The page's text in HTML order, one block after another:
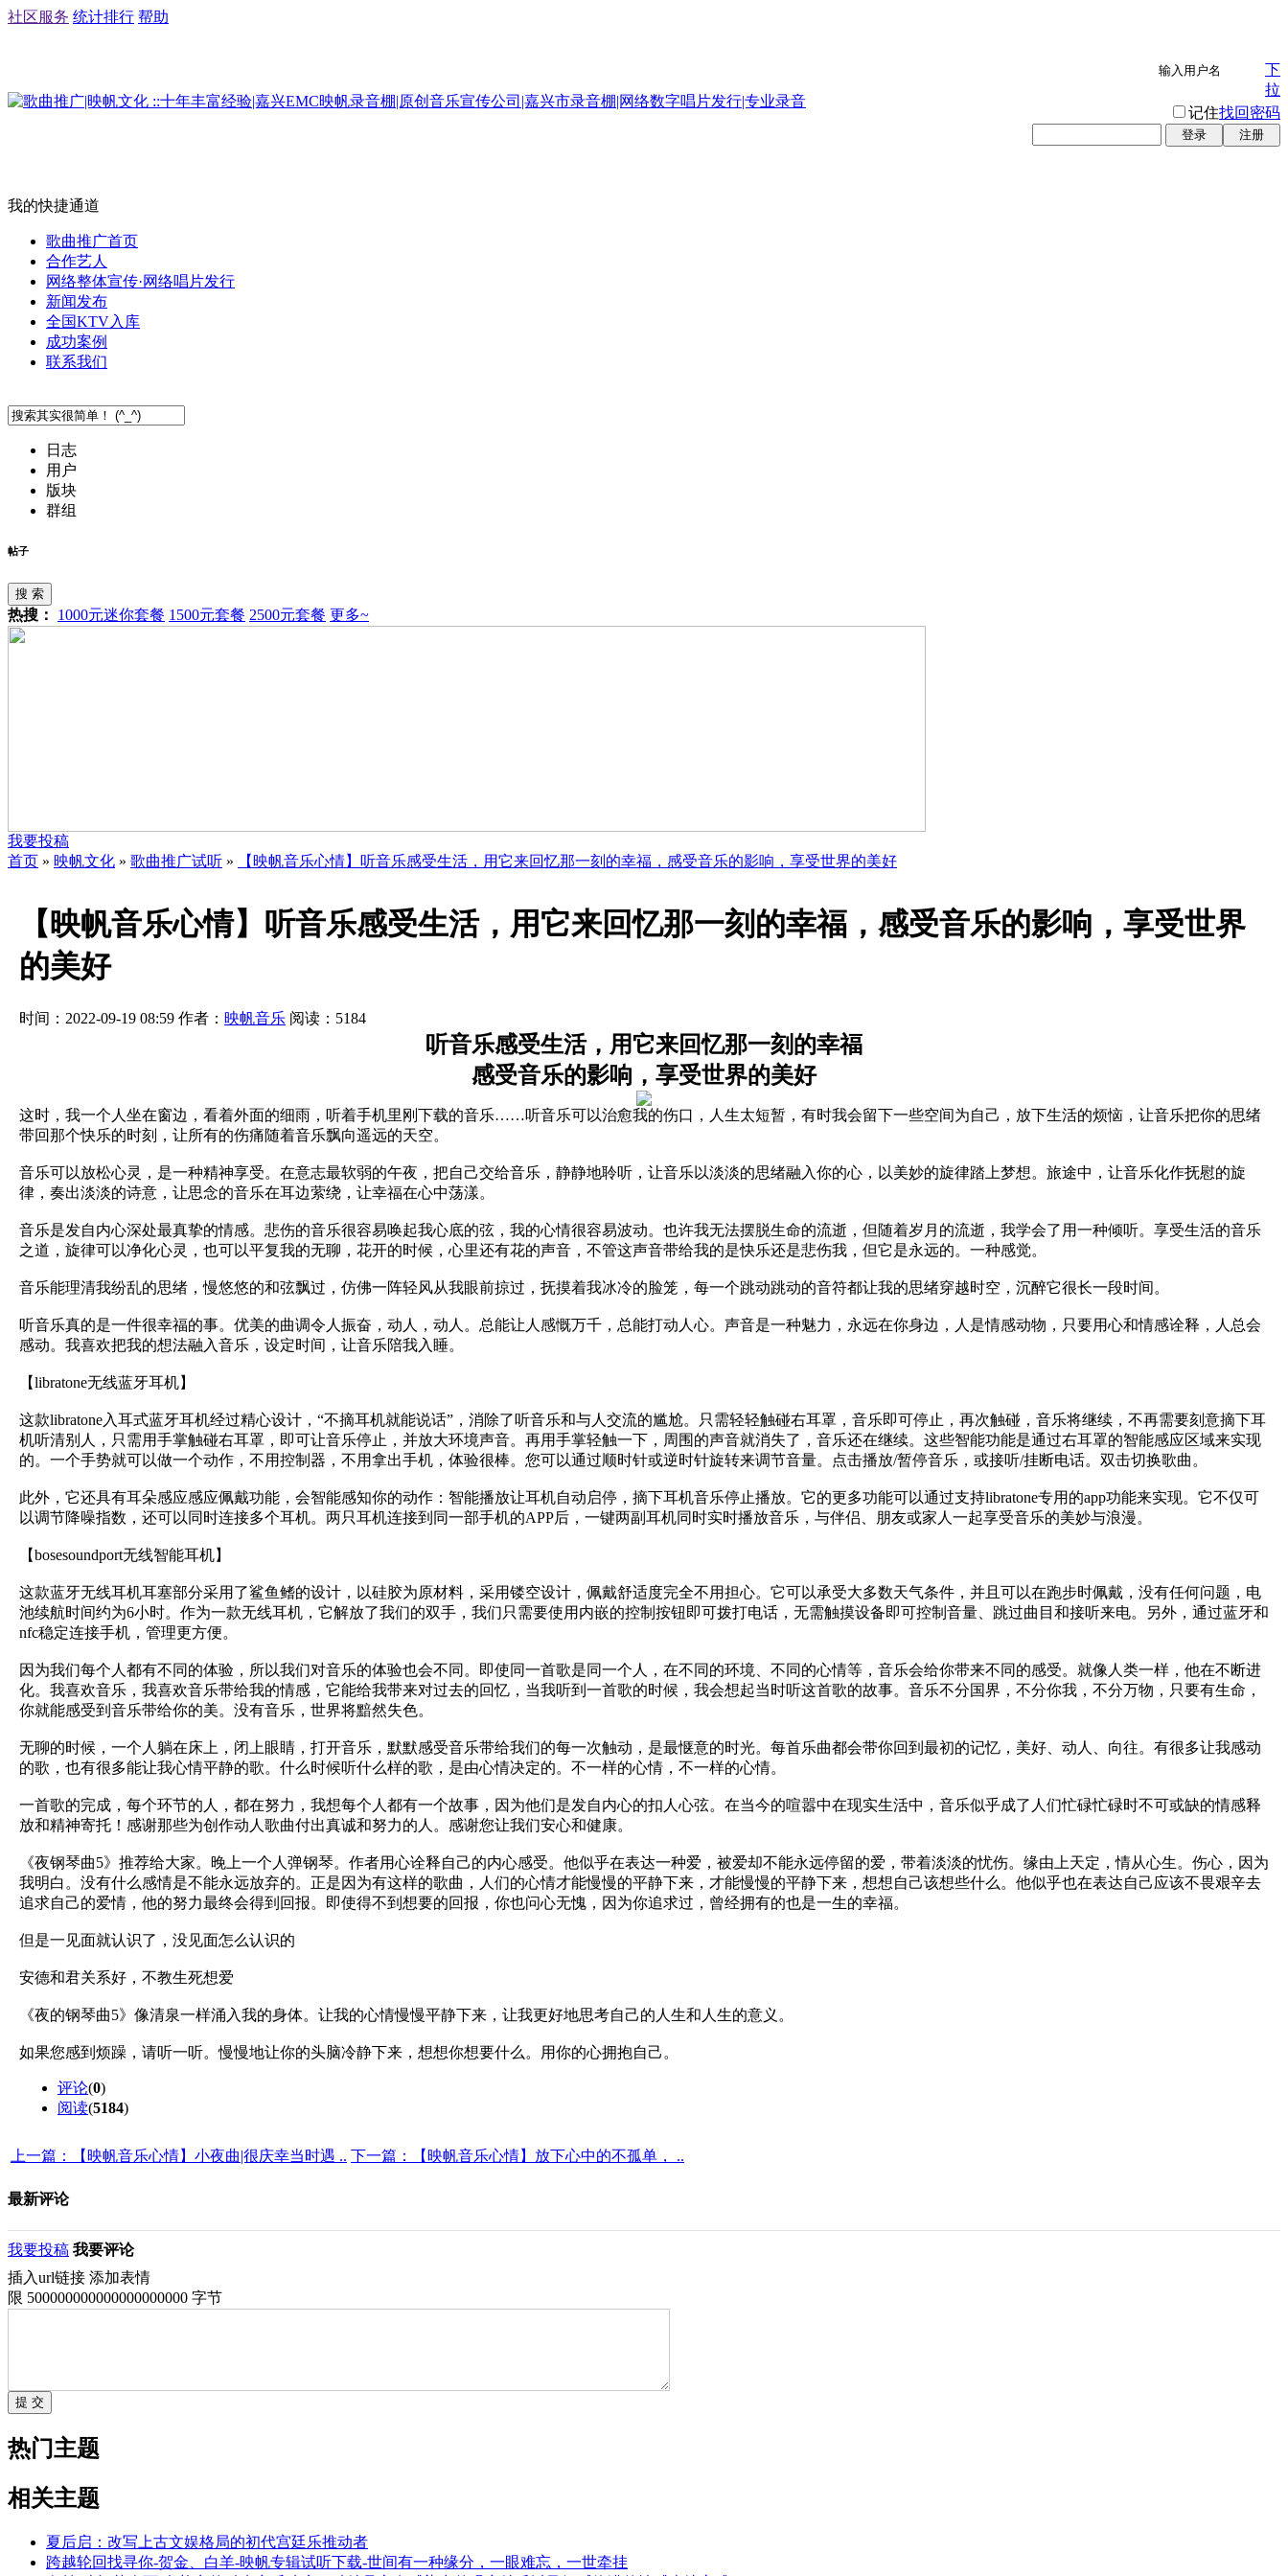
社区服务 统计排行 帮助
下
拉
记住找回密码
登录 注册
我的快捷通道
歌曲推广首页
合作艺人
网络整体宣传·网络唱片发行
新闻发布
全国KTV入库
成功案例
联系我们
日志
用户
版块
群组
帖子
搜 索
热搜： 1000元迷你套餐 1500元套餐 2500元套餐 更多~
我要投稿
首页 » 映帆文化 » 歌曲推广试听 » 【映帆音乐心情】听音乐感受生活，用它来回忆那一刻的幸福，感受音乐的影响，享受世界的美好
【映帆音乐心情】听音乐感受生活，用它来回忆那一刻的幸福，感受音乐的影响，享受世界
的美好
时间：2022-09-19 08:59 作者： 映帆音乐 阅读： 5184
听音乐感受生活，用它来回忆那一刻的幸福
感受音乐的影响，享受世界的美好
这时，我一个人坐在窗边，看着外面的细雨，听着手机里刚下载的音乐……听音乐可以治愈我的伤口，人生太短暂，有时我会留下一些空间为自己，放下生活的烦恼，让音乐把你的思绪
带回那个快乐的时刻，让所有的伤痛随着音乐飘向遥远的天空。
音乐可以放松心灵，是一种精神享受。在意志最软弱的午夜，把自己交给音乐，静静地聆听，让音乐以淡淡的思绪融入你的心，以美妙的旋律踏上梦想。旅途中，让音乐化作抚慰的旋
律，奏出淡淡的诗意，让思念的音乐在耳边萦绕，让幸福在心中荡漾。
音乐是发自内心深处最真挚的情感。悲伤的音乐很容易唤起我心底的弦，我的心情很容易波动。也许我无法摆脱生命的流逝，但随着岁月的流逝，我学会了用一种倾听。享受生活的音乐
之道，旋律可以净化心灵，也可以平复我的无聊，花开的时候，心里还有花的声音，不管这声音带给我的是快乐还是悲伤我，但它是永远的。一种感觉。
音乐能理清我纷乱的思绪，慢悠悠的和弦飘过，仿佛一阵轻风从我眼前掠过，抚摸着我冰冷的脸笼，每一个跳动跳动的音符都让我的思绪穿越时空，沉醉它很长一段时间。
听音乐真的是一件很幸福的事。优美的曲调令人振奋，动人，动人。总能让人感慨万千，总能打动人心。声音是一种魅力，永远在你身边，人是情感动物，只要用心和情感诠释，人总会
感动。我喜欢把我的想法融入音乐，设定时间，让音乐陪我入睡。
【libratone无线蓝牙耳机】
这款libratone入耳式蓝牙耳机经过精心设计，“不摘耳机就能说话”，消除了听音乐和与人交流的尴尬。只需轻轻触碰右耳罩，音乐即可停止，再次触碰，音乐将继续，不再需要刻意摘下耳
机听清别人，只需用手掌触碰右耳罩，即可让音乐停止，并放大环境声音。再用手掌轻触一下，周围的声音就消失了，音乐还在继续。这些智能功能是通过右耳罩的智能感应区域来实现
的。一个手势就可以做一个动作，不用控制器，不用拿出手机，体验很棒。您可以通过顺时针或逆时针旋转来调节音量。点击播放/暂停音乐，或接听/挂断电话。双击切换歌曲。
此外，它还具有耳朵感应感应佩戴功能，会智能感知你的动作：智能播放让耳机自动启停，摘下耳机音乐停止播放。它的更多功能可以通过支持libratone专用的app功能来实现。它不仅可
以调节降噪指数，还可以同时连接多个耳机。两只耳机连接到同一部手机的APP后，一键两副耳机同时实时播放音乐，与伴侣、朋友或家人一起享受音乐的美妙与浪漫。
【bosesoundport无线智能耳机】
这款蓝牙无线耳机耳塞部分采用了鲨鱼鳍的设计，以硅胶为原材料，采用镂空设计，佩戴舒适度完全不用担心。它可以承受大多数天气条件，并且可以在跑步时佩戴，没有任何问题，电
池续航时间约为6小时。作为一款无线耳机，它解放了我们的双手，我们只需要使用内嵌的控制按钮即可拨打电话，无需触摸设备即可控制音量、跳过曲目和接听来电。另外，通过蓝牙和
nfc稳定连接手机，管理更方便。
因为我们每个人都有不同的体验，所以我们对音乐的体验也会不同。即使同一首歌是同一个人，在不同的环境、不同的心情等，音乐会给你带来不同的感受。就像人类一样，他在不断进
化。我喜欢音乐，我喜欢音乐带给我的情感，它能给我带来对过去的回忆，当我听到一首歌的时候，我会想起当时听这首歌的故事。音乐不分国界，不分你我，不分万物，只要有生命，
你就能感受到音乐带给你的美。没有音乐，世界将黯然失色。
无聊的时候，一个人躺在床上，闭上眼睛，打开音乐，默默感受音乐带给我们的每一次触动，是最惬意的时光。每首乐曲都会带你回到最初的记忆，美好、动人、向往。有很多让我感动
的歌，也有很多能让我心情平静的歌。什么时候听什么样的歌，是由心情决定的。不一样的心情，不一样的心情。
一首歌的完成，每个环节的人，都在努力，我想每个人都有一个故事，因为他们是发自内心的扣人心弦。在当今的喧嚣中在现实生活中，音乐似乎成了人们忙碌忙碌时不可或缺的情感释
放和精神寄托！感谢那些为创作动人歌曲付出真诚和努力的人。感谢您让我们安心和健康。
《夜钢琴曲5》推荐给大家。晚上一个人弹钢琴。作者用心诠释自己的内心感受。他似乎在表达一种爱，被爱却不能永远停留的爱，带着淡淡的忧伤。缘由上天定，情从心生。伤心，因为
我明白。没有什么感情是不能永远放弃的。正是因为有这样的歌曲，人们的心情才能慢慢的平静下来，才能慢慢的平静下来，想想自己该想些什么。他似乎也在表达自己应该不畏艰辛去
追求自己的爱情，他的努力最终会得到回报。即使得不到想要的回报，你也问心无愧，因为你追求过，曾经拥有的也是一生的幸福。
但是一见面就认识了，没见面怎么认识的
安德和君关系好，不教生死想爱
《夜的钢琴曲5》像清泉一样涌入我的身体。让我的心情慢慢平静下来，让我更好地思考自己的人生和人生的意义。
如果您感到烦躁，请听一听。慢慢地让你的头脑冷静下来，想想你想要什么。用你的心拥抱自己。
评论(0)
阅读(5184)
上一篇：【映帆音乐心情】小夜曲|很庆幸当时遇 .. 下一篇：【映帆音乐心情】放下心中的不孤单， ..
最新评论
我要投稿 我要评论
插入url链接 添加表情
限 500000000000000000000 字节
热门主题
相关主题
夏后启：改写上古文娱格局的初代宫廷乐推动者
跨越轮回找寻你-贺金、白羊-映帆专辑试听下载-世间有一种缘分，一眼难忘，一世牵挂